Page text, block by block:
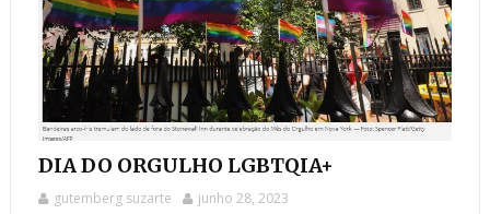
DIA DO ORGULHO LGBTQIA+
gutemberg suzarte junho 28, 2023